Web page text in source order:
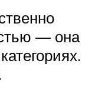
— она